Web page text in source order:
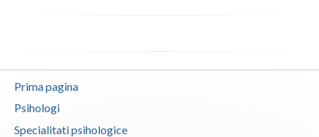
Prima pagina
Psihologi
Specialitati psihologice